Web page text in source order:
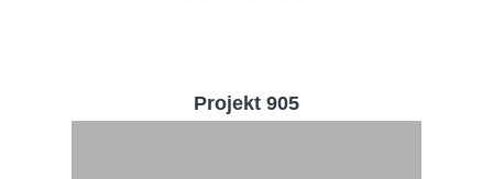
Projekt 905